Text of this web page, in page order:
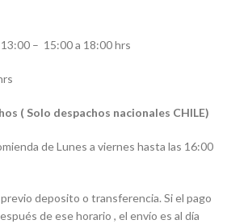
– 15:00 a 18:00 hrs
( Solo despachos nacionales CHILE)
de Lunes a viernes hasta las 16:00
deposito o transferencia. Si el pago
de ese horario , el envío es al día